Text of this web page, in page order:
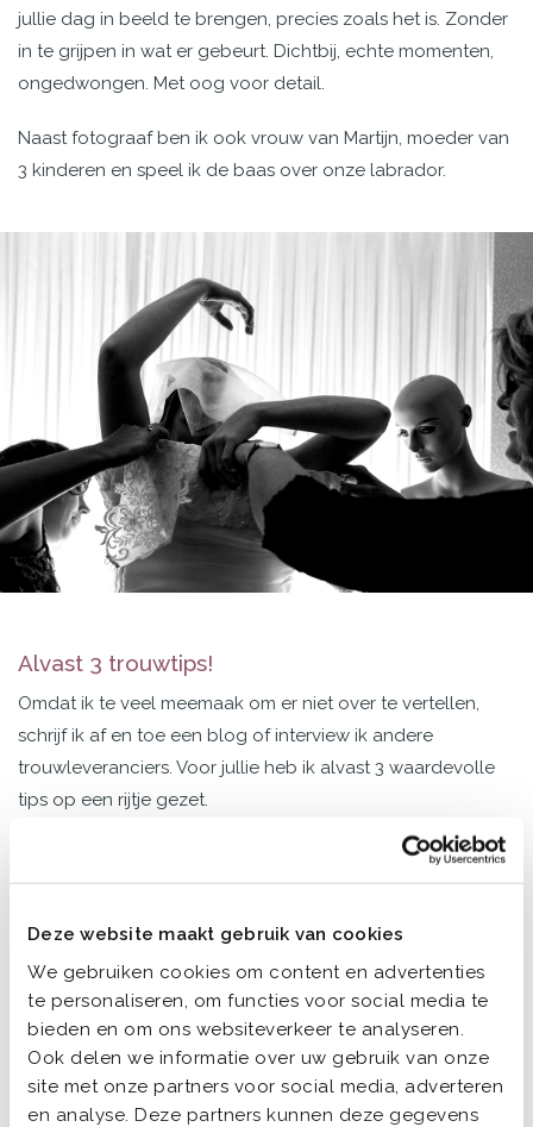
Deze website maakt gebruik van cookies
We gebruiken cookies om content en advertenties
te personaliseren, om functies voor social media te
bieden en om ons websiteverkeer te analyseren.
Ook delen we informatie over uw gebruik van onze
site met onze partners voor social media, adverteren
en analyse. Deze partners kunnen deze gegevens
jullie dag in beeld te brengen, precies zoals het is. Zonder
in te grijpen in wat er gebeurt. Dichtbij, echte momenten,
ongedwongen. Met oog voor detail.
Naast fotograaf ben ik ook vrouw van Martijn, moeder van
3 kinderen en speel ik de baas over onze labrador.
Alvast 3 trouwtips!
Omdat ik te veel meemaak om er niet over te vertellen,
schrijf ik af en toe een blog of interview ik andere
trouwleveranciers. Voor jullie heb ik alvast 3 waardevolle
tips op een rijtje gezet.
zeggen (wist je dat je geen nee mag zeggen, ook niet
voor de grap?!), jullie handtekeningen zetten en 2
getuigen meenemen die hun handtekening zetten. Meer
Maar ik zie het veel. Bruidsparen die beginnen met een